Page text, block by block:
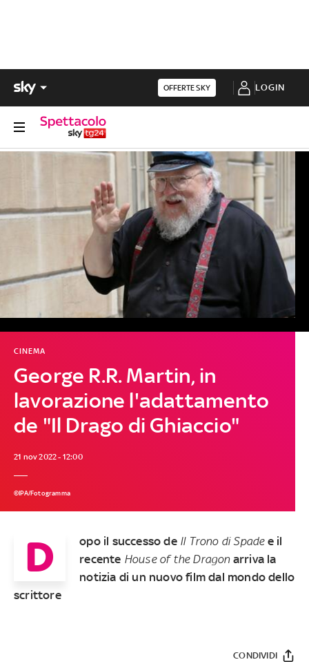
OFFERTE SKY LOGIN
George R.R. Martin, in
lavorazione l'adattamento
de "Il Drago di Ghiaccio"
CINEMA
21 nov 2022 - 12:00
©IPA/Fotogramma
D opo il successo de Il Trono di Spadee il
recente House of the Dragonarriva la
notizia di un nuovo film dal mondo dello
scrittore
CONDIVIDI